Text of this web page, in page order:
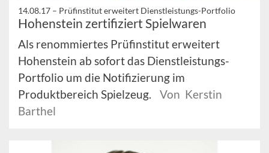
14.08.17 – Prüfinstitut erweitert Dienstleistungs-Portfolio
Hohenstein zertifiziert Spielwaren
Als renommiertes Prüfinstitut erweitert
Hohenstein ab sofort das Dienstleistungs-
Portfolio um die Notifizierung im
Produktbereich Spielzeug.
Von Kerstin
Barthel